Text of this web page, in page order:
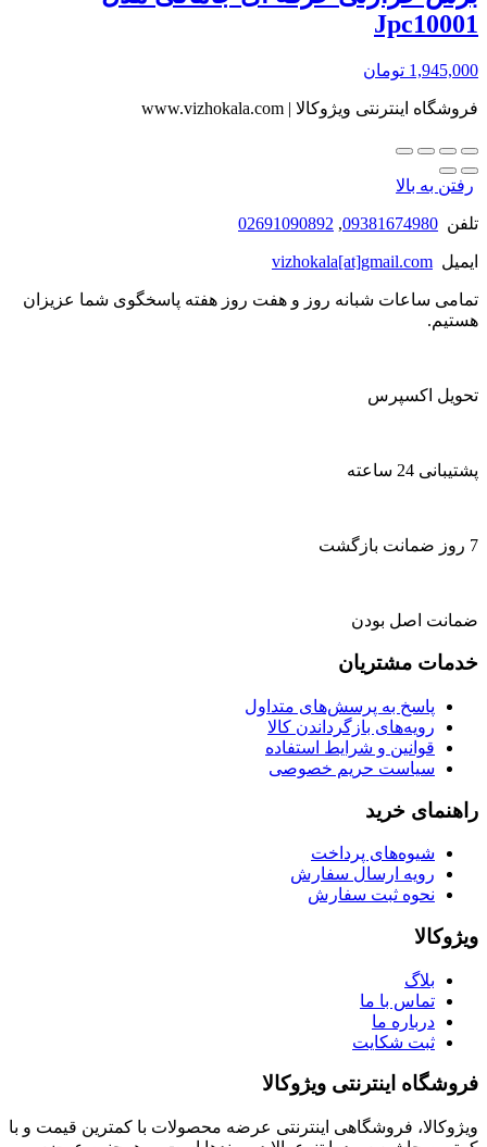
Jpc10001
1,945,000 تومان
فروشگاه اینترنتی ویژوکالا | www.vizhokala.com
رفتن به بالا
تلفن 09381674980
,
02691090892
ایمیل vizhokala[at]gmail.com
تمامی ساعات شبانه روز و هفت روز هفته پاسخگوی شما عزیزان
هستیم.
تحویل اکسپرس
پشتیبانی 24 ساعته
7 روز ضمانت بازگشت
ضمانت اصل بودن
خدمات مشتریان
پاسخ به پرسش‌های متداول
رویه‌های بازگرداندن کالا
قوانین و شرایط استفاده
سیاست حریم خصوصی
راهنمای خرید
شیوه‌های پرداخت
رویه ارسال سفارش
نحوه ثبت سفارش
ویژوکالا
بلاگ
تماس با ما
درباره ما
ثبت شکایت
فروشگاه اینترنتی ویژوکالا
ویژوکالا، فروشگاهی اینترنتی عرضه محصولات با کمترین قیمت و با